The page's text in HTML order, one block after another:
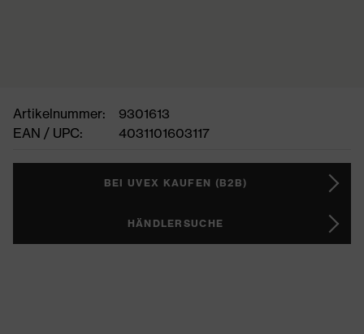
Artikelnummer:
9301613
EAN / UPC:
4031101603117
BEI UVEX KAUFEN (B2B)
HÄNDLERSUCHE